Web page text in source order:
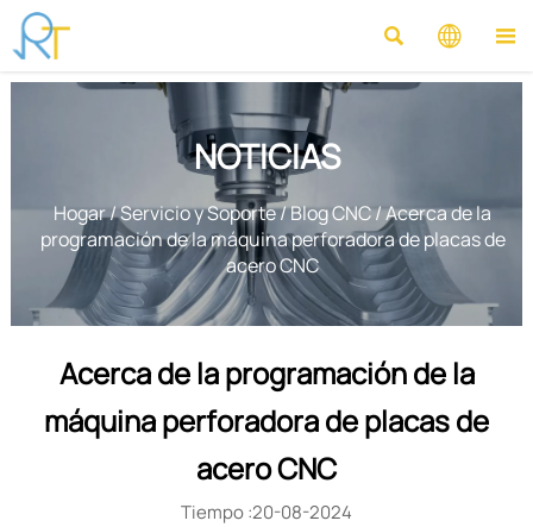
  
NOTICIAS
Hogar/Servicio y Soporte/Blog CNC/Acerca de la
programación de la máquina perforadora de placas de
acero CNC
Acerca de la programación de la
máquina perforadora de placas de
acero CNC
Tiempo :20-08-2024